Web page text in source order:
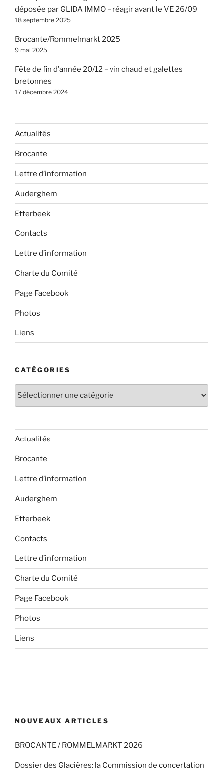
déposée par GLIDA IMMO – réagir avant le VE 26/09
18 septembre 2025
Brocante/Rommelmarkt 2025
9 mai 2025
Fête de fin d’année 20/12 – vin chaud et galettes
bretonnes
17 décembre 2024
Actualités
Brocante
Lettre d’information
Auderghem
Etterbeek
Contacts
Lettre d’information
Charte du Comité
Page Facebook
Photos
Liens
CATÉGORIES
Catégories
Actualités
Brocante
Lettre d’information
Auderghem
Etterbeek
Contacts
Lettre d’information
Charte du Comité
Page Facebook
Photos
Liens
NOUVEAUX ARTICLES
BROCANTE / ROMMELMARKT 2026
Dossier des Glacières: la Commission de concertation